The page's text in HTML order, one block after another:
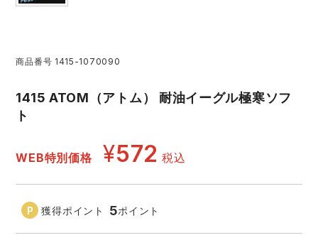
鞄・バッグ
つなぎ
ファン付き作業着・空調服
刺繍・プリント加工対象商品
アイズフロンティア ランキング
コーコス ランキング
ネーム刺繍・プリント加工対象商品
作業着
ハイパーV
ニオイクリア タカヤ商事
医療白衣・介護服
商品番号 1415-1070090
1415 ATOM（アトム） 耐油イーグル極寒ソフ
ト
WEB特別価格 ¥572 税込
獲得ポイント 5ポイント